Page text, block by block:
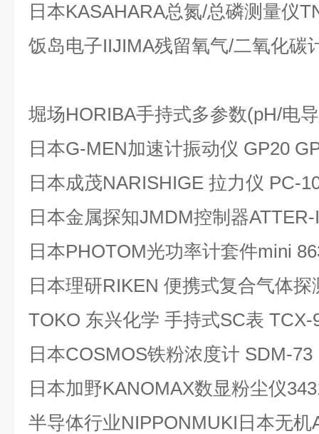
日本KASAHARA总氮/总磷测量仪
饭岛电子IIJIMA残留氧气/二氧化碳
堀场HORIBA手持式多参数(pH/电
日本G-MEN加速计振动仪 GP20
日本成茂NARISHIGE 拉力仪 PC-
日本金属探知JMDM控制器
日本PHOTOM光功率计套件mini
日本理研RIKEN 便携式复合气体探
TOKO 东兴化学 手持式SC表 TCX-
日本COSMOS铁粉浓度计 SDM-73
日本加野KANOMAX数显粉尘仪
半导体行业NIPPONMUKI日本无机